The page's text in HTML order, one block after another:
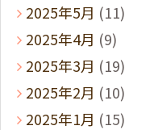
2025年5月 (11)
2025年4月 (9)
2025年3月 (19)
2025年2月 (10)
2025年1月 (15)